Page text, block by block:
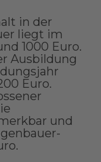
in der
liegt im
1000 Euro.
Ausbildung
Euro.
und